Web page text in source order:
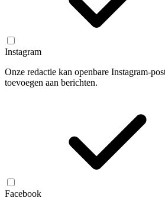
Instagram
Onze redactie kan openbare Instagram-
toevoegen aan berichten.
Facebook